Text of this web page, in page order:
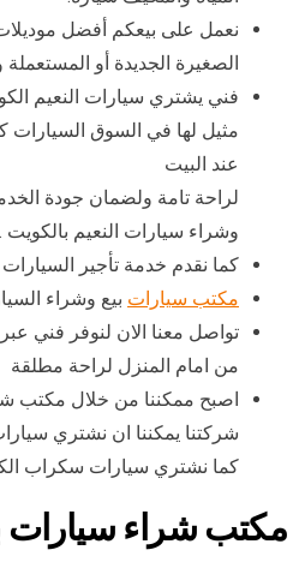
نعمل على بيعكم أفضل موديلات
الصغيرة الجديدة أو
فني يشتري سيارات النعيم
مثيل لها في السوق السيارات
عند البيت
لراحة تامة ولضمان جودة
وشراء سيارات النعيم بالكويت .
كما نقدم خدمة تأجير السيارات
مكتب سيارات بيع وشراء
تواصل معنا الان لنوفر فني
من امام المنزل لراحة مطلقة
اصبح ممكننا من خلال مكتب
شركتنا يمكننا ان نشتري
كما نشتري سيارات سكراب
مكتب شراء سيارات